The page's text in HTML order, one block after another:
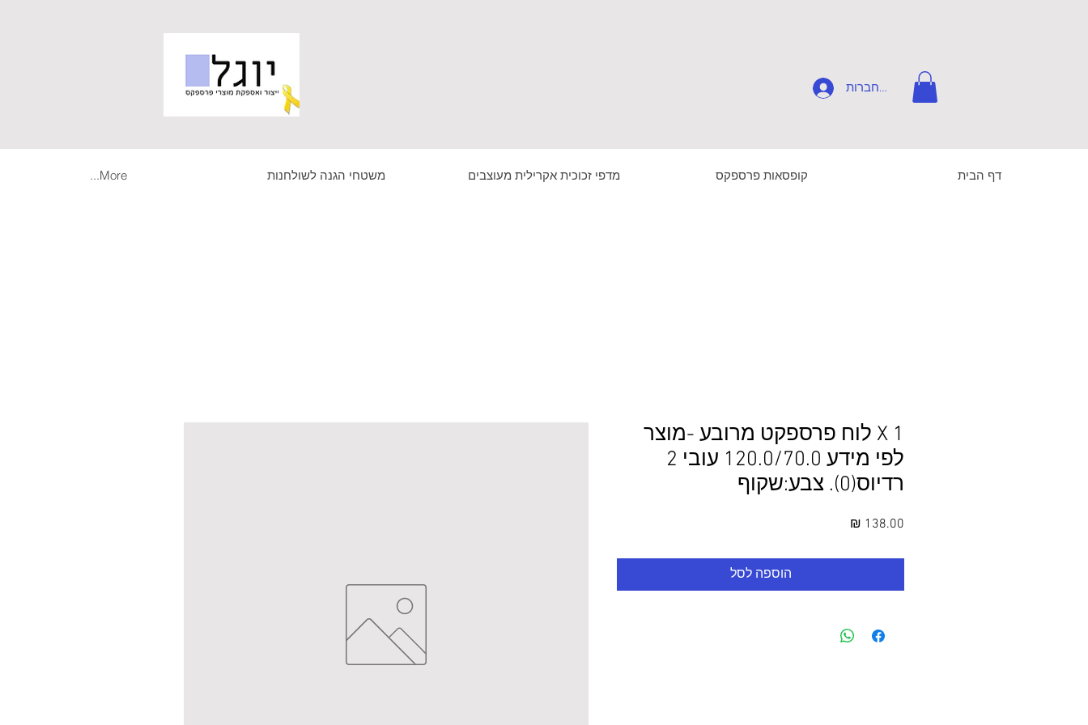
להתחברות
דף הבית קופסאות פרספקס מדפי זכוכית אקרילית מעוצבים משטחי הגנה לשולחנות More...
1 X לוח פרספקט מרובע -מוצר
לפי מידע 120.0/70.0 עובי 2
רדיוס(0). צבע:שקוף
הוספה לסל